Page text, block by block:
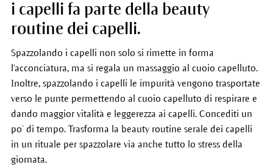
i capelli fa parte della beauty
routine dei capelli.
Spazzolando i capelli non solo si rimette in forma
l'acconciatura, ma si regala un massaggio al cuoio capelluto.
Inoltre, spazzolando i capelli le impurità vengono trasportate
verso le punte permettendo al cuoio capelluto di respirare e
dando maggior vitalità e leggerezza ai capelli. Concediti un
po’ di tempo. Trasforma la beauty routine serale dei capelli
in un rituale per spazzolare via anche tutto lo stress della
giornata.